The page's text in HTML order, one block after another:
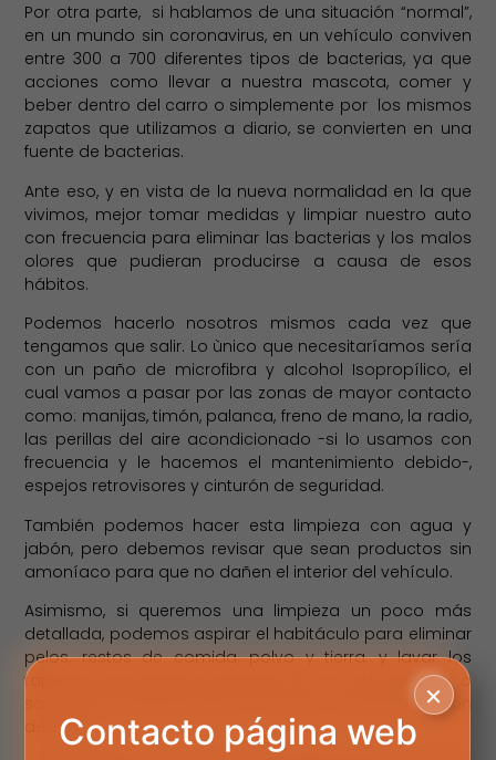
Por otra parte, si hablamos de una situación “normal”,
en un mundo sin coronavirus, en un vehículo conviven
entre 300 a 700 diferentes tipos de bacterias, ya que
acciones como llevar a nuestra mascota, comer y
beber dentro del carro o simplemente por los mismos
zapatos que utilizamos a diario, se convierten en una
fuente de bacterias.
Ante eso, y en vista de la nueva normalidad en la que
vivimos, mejor tomar medidas y limpiar nuestro auto
con frecuencia para eliminar las bacterias y los malos
olores que pudieran producirse a causa de esos
hábitos.
Podemos hacerlo nosotros mismos cada vez que
tengamos que salir. Lo ùnico que necesitaríamos sería
con un paño de microfibra y alcohol Isopropílico, el
cual vamos a pasar por las zonas de mayor contacto
como: manijas, timón, palanca, freno de mano, la radio,
las perillas del aire acondicionado -si lo usamos con
frecuencia y le hacemos el mantenimiento debido-,
espejos retrovisores y cinturón de seguridad.
También podemos hacer esta limpieza con agua y
jabón, pero debemos revisar que sean productos sin
amoníaco para que no dañen el interior del vehículo.
Asimismo, si queremos una limpieza un poco más
detallada, podemos aspirar el habitáculo para eliminar
pelos, restos de comida, polvo y tierra, y lavar los
tapetes con agua a presión si son de caucho o
sacudirlos fuerte, pasarles un cepillo y aspirarlos si son
de telas.
×
Contacto página web